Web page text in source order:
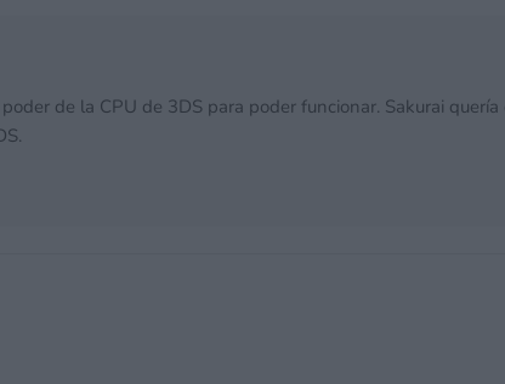
de la CPU de 3DS para poder funcionar. Sakurai